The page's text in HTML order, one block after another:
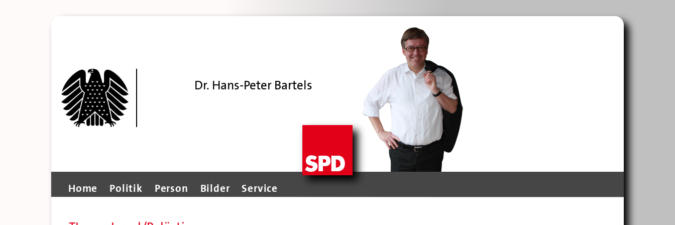
Dr. Hans-Peter Bartels
Home Politik Person Bilder Service